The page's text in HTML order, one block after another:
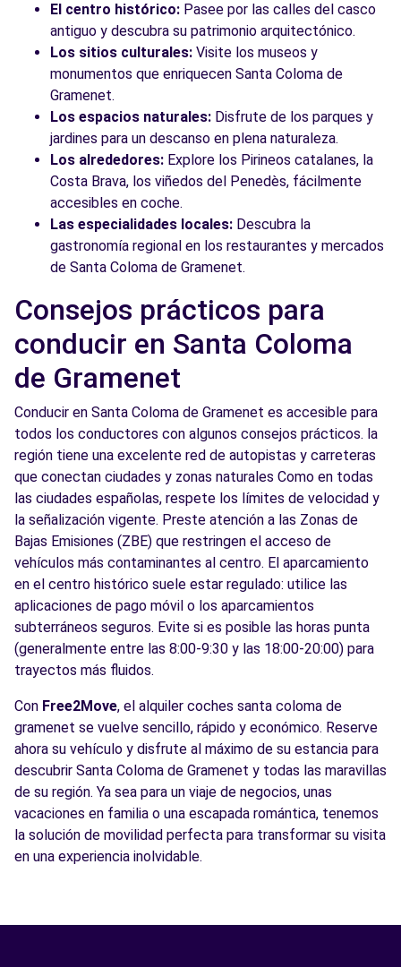
El centro histórico: Pasee por las calles del casco
antiguo y descubra su patrimonio arquitectónico.
Los sitios culturales: Visite los museos y
monumentos que enriquecen Santa Coloma de
Gramenet.
Los espacios naturales: Disfrute de los parques y
jardines para un descanso en plena naturaleza.
Los alrededores: Explore los Pirineos catalanes, la
Costa Brava, los viñedos del Penedès, fácilmente
accesibles en coche.
Las especialidades locales: Descubra la
gastronomía regional en los restaurantes y mercados
de Santa Coloma de Gramenet.
Consejos prácticos para
conducir en Santa Coloma
de Gramenet
Conducir en Santa Coloma de Gramenet es accesible para
todos los conductores con algunos consejos prácticos. la
región tiene una excelente red de autopistas y carreteras
que conectan ciudades y zonas naturales Como en todas
las ciudades españolas, respete los límites de velocidad y
la señalización vigente. Preste atención a las Zonas de
Bajas Emisiones (ZBE) que restringen el acceso de
vehículos más contaminantes al centro. El aparcamiento
en el centro histórico suele estar regulado: utilice las
aplicaciones de pago móvil o los aparcamientos
subterráneos seguros. Evite si es posible las horas punta
(generalmente entre las 8:00-9:30 y las 18:00-20:00) para
trayectos más fluidos.
Con Free2Move, el alquiler coches santa coloma de
gramenet se vuelve sencillo, rápido y económico. Reserve
ahora su vehículo y disfrute al máximo de su estancia para
descubrir Santa Coloma de Gramenet y todas las maravillas
de su región. Ya sea para un viaje de negocios, unas
vacaciones en familia o una escapada romántica, tenemos
la solución de movilidad perfecta para transformar su visita
en una experiencia inolvidable.